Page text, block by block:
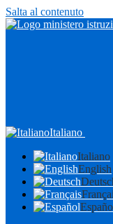
Salta al contenuto
Italiano
Italiano
English